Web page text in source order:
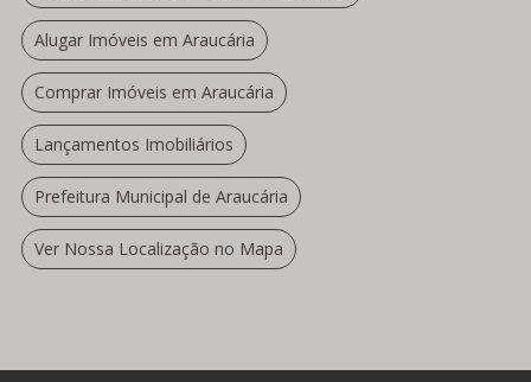
Alugar Imóveis em Araucária
Comprar Imóveis em Araucária
Lançamentos Imobiliários
Prefeitura Municipal de Araucária
Ver Nossa Localização no Mapa